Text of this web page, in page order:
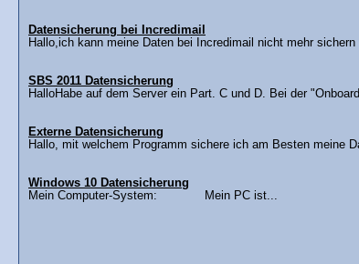
Datensicherung bei Incredimail
Hallo,ich kann meine Daten bei Incredimail nicht mehr
SBS 2011 Datensicherung
HalloHabe auf dem Server ein Part. C und D. Bei der
Externe Datensicherung
Hallo, mit welchem Programm sichere ich am Besten meine
Windows 10 Datensicherung
Mein Computer-System: Mein PC ist...